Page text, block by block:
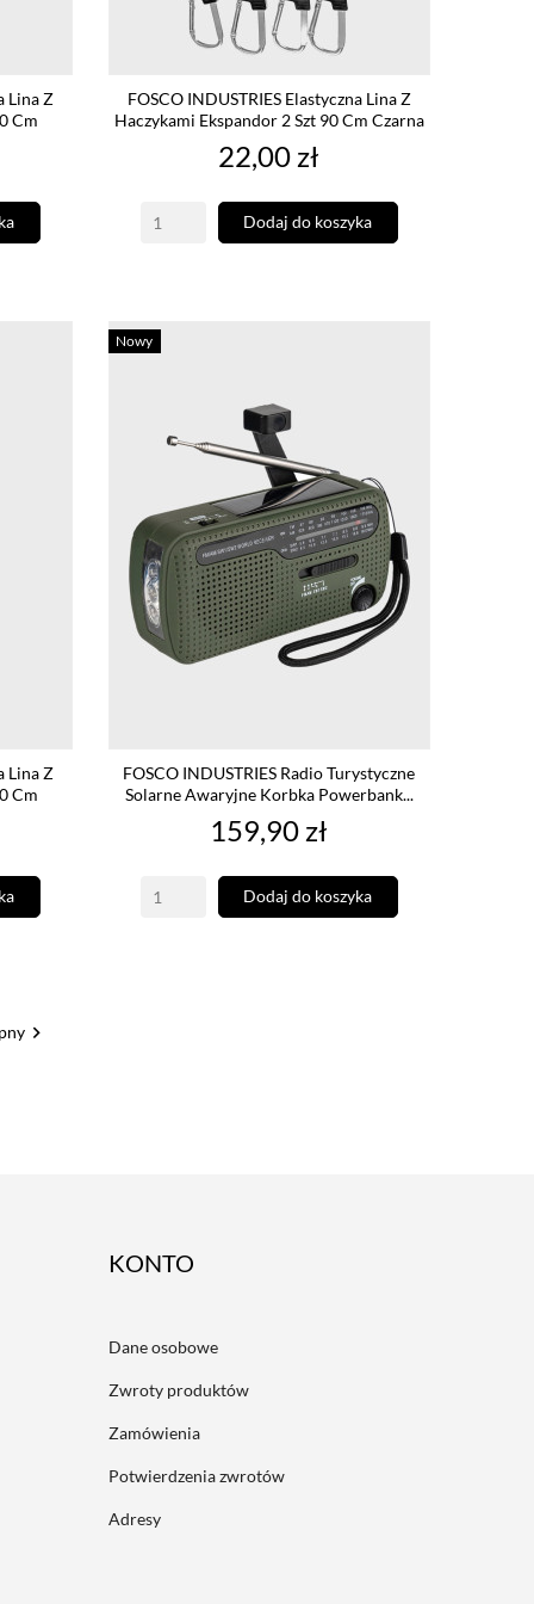
Lina Z
Cm
FOSCO INDUSTRIES Elastyczna Lina Z
Haczykami Ekspandor 2 Szt 90 Cm Czarna
Cena
22,00 zł
Dodaj do koszyka
Lina Z
Cm
FOSCO INDUSTRIES Radio Turystyczne
Solarne Awaryjne Korbka Powerbank...
Cena
159,90 zł
Dodaj do koszyka
Nowy

ACCOUNT
Dane osobowe
Zwroty produktów
Zamówienia
Potwierdzenia zwrotów
Adresy